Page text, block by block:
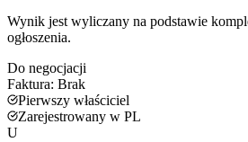
Wynik jest wyliczany na podstawie
ogłoszenia.
Do negocjacji
Faktura: Brak
Pierwszy właściciel
Zarejestrowany w PL
U